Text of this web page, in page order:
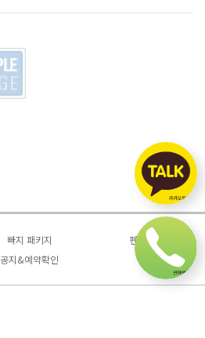
빠지 패키지
당일패키지
펜션안내
2인~4인
4인~8인
공지&예약확인